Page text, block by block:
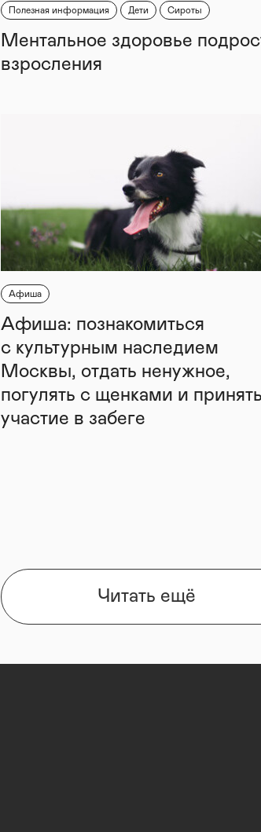
Полезная информация Дети Сироты
Ментальное здоровье
взросления
Афиша
Афиша: познакомиться
с культурным наследием
Москвы, отдать ненужное,
погулять с щенками и принять
участие в забеге
Читать ещё